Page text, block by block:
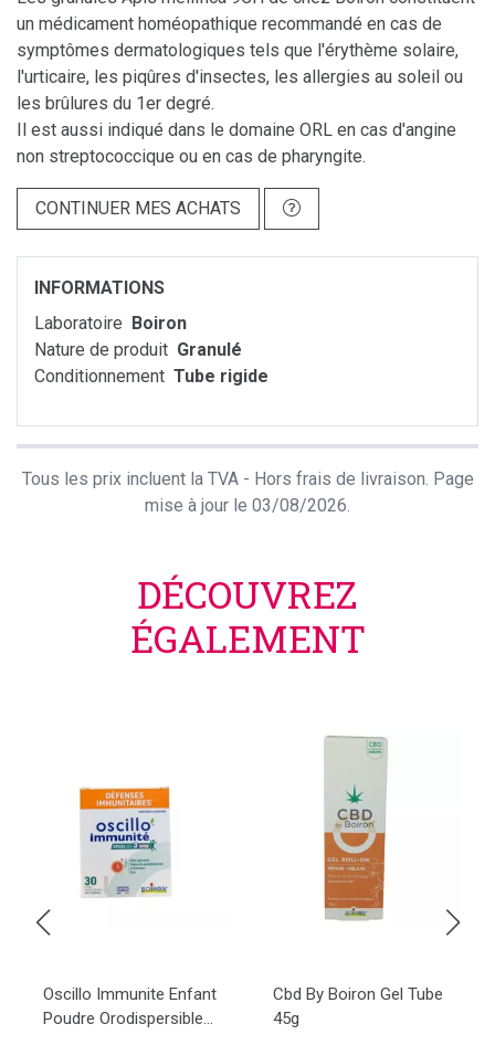
un médicament homéopathique recommandé en cas de
symptômes dermatologiques tels que l'érythème solaire,
l'urticaire, les piqûres d'insectes, les allergies au soleil ou
les brûlures du 1er degré.
Il est aussi indiqué dans le domaine ORL en cas d'angine
non streptococcique ou en cas de pharyngite.
CONTINUER MES ACHATS
INFORMATIONS
Laboratoire Boiron
Nature de produit Granulé
Conditionnement Tube rigide
Tous les prix incluent la TVA - Hors frais de livraison. Page
mise à jour le 03/08/2026.
DÉCOUVREZ
ÉGALEMENT
Oscillo Immunite Enfant
Poudre Orodispersible...
Cbd By Boiron Gel Tube
45g